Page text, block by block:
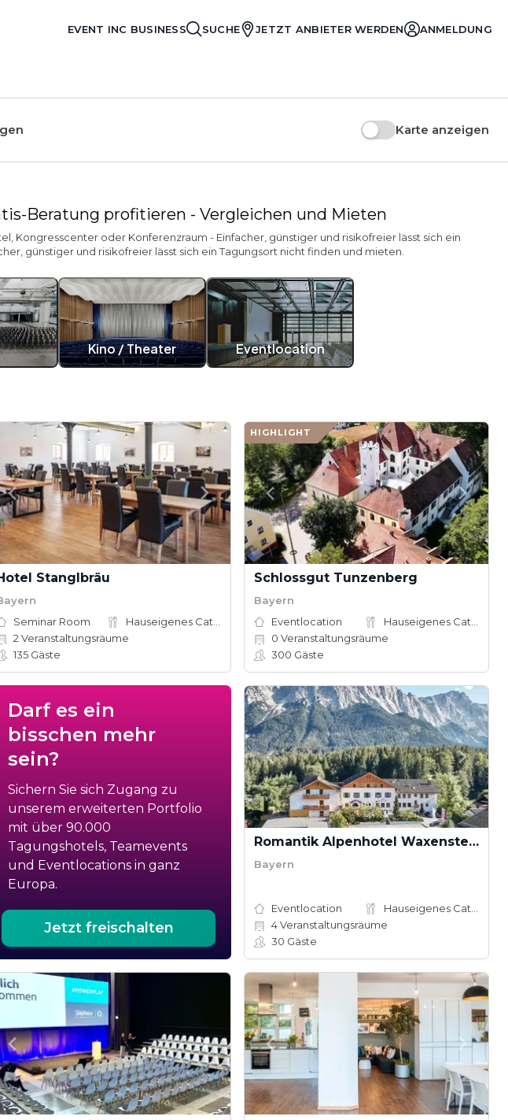
EVENT INC BUSINESS SUCHE JETZT ANBIETER WERDEN ANMELDUNG
Karte anzeigen
Beratung profitieren - Vergleichen und Mieten
Kongresscenter oder Konferenzraum - Einfacher, günstiger und risikofreier lässt sich ein
günstiger und risikofreier lässt sich ein Tagungsort nicht finden und mieten.
Kino / Theater Eventlocation
Stanglbräu
Seminar Room
2 Veranstaltungsräume
135 Gäste
HIGHLIGHT
Schlossgut Tunzenberg
Bayern
Eventlocation
0 Veranstaltungsräume
300 Gäste
Darf es ein
bisschen mehr
sein?
Sichern Sie sich Zugang zu
unserem erweiterten Portfolio
mit über 90.000
Tagungshotels, Teamevents
und Eventlocations in ganz
Europa.
Jetzt freischalten
Romantik Alpenhotel Waxenstein
Bayern
Eventlocation
4Veranstaltungsräume
30 Gäste